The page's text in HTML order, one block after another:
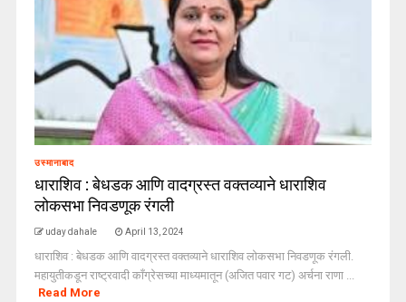
उस्मानाबाद
धाराशिव : बेधडक आणि वादग्रस्त वक्तव्याने धाराशिव
लोकसभा निवडणूक रंगली
uday dahale April 13, 2024
धाराशिव : बेधडक आणि वादग्रस्त वक्तव्याने धाराशिव लोकसभा निवडणूक रंगली.
महायुतीकडून राष्ट्रवादी काँग्रेसच्या माध्यमातून (अजित पवार गट) अर्चना राणा ...
Read More